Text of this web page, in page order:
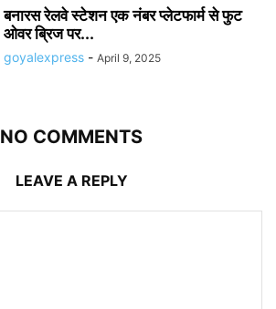
बनारस रेलवे स्टेशन एक नंबर प्लेटफार्म से फुट
ओवर ब्रिज पर...
goyalexpress - April 9, 2025
NO COMMENTS
LEAVE A REPLY